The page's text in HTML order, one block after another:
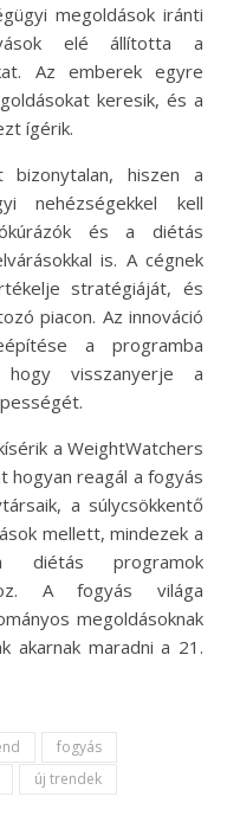
megoldások iránti
elé állította a
Az emberek egyre
keresik, és a
ígérik.
bizonytalan, hiszen a
nehézségekkel kell
és a diétás
is. A cégnek
stratégiáját, és
piacon. Az innováció
a programba
hogy visszanyerje a
a WeightWatchers
hogyan reagál a fogyás
a súlycsökkentő
mellett, mindezek a
diétás programok
A fogyás világa
megoldásoknak
akarnak maradni a 21.
fogyás
új trendek